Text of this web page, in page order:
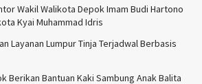
Wakil Walikota Depok Imam Budi Hartono
Kyai Muhammad Idris
Layanan Lumpur Tinja Terjadwal Berbasis
Berikan Bantuan Kaki Sambung Anak Balita